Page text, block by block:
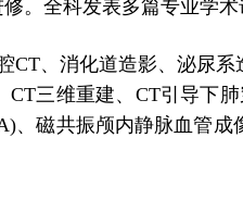
全科发表多篇专业学术
、消化道造影、泌尿系
三维重建、CT引导下
、磁共振颅内静脉血管成